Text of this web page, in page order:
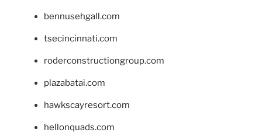
bennusehgall.com
tsecincinnati.com
roderconstructiongroup.com
plazabatai.com
hawkscayresort.com
hellonquads.com